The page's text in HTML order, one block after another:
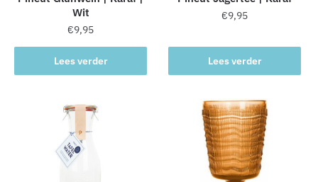
Wit
€9,95
Lees verder
€9,95
Lees verder